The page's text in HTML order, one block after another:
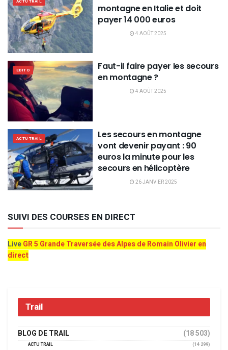
ACTU TRAIL
montagne en Italie et doit
payer 14 000 euros
4 AOÛT 2025
EDITO
Faut-il faire payer les secours
en montagne ?
4 AOÛT 2025
ACTU TRAIL
Les secours en montagne
vont devenir payant : 90
euros la minute pour les
secours en hélicoptère
26 JANVIER 2025
SUIVI DES COURSES EN DIRECT
LiveGR 5 Grande Traversée des Alpes de Romain Olivier en
direct
Trail
BLOG DE TRAIL (18 503)
ACTU TRAIL
(14 299)